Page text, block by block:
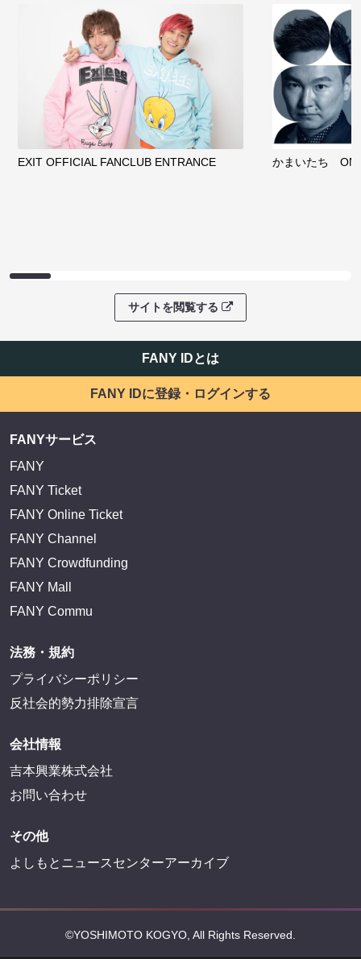
EXIT OFFICIAL FANCLUB ENTRANCE かまいたち
サイトを閲覧する
FANY IDとは
FANY IDに登録・ログインする
FANYサービス
FANY
FANY Ticket
FANY Online Ticket
FANY Channel
FANY Crowdfunding
FANY Mall
FANY Commu
法務・規約
プライバシーポリシー
反社会的勢力排除宣言
会社情報
吉本興業株式会社
お問い合わせ
その他
よしもとニュースセンターアーカイブ
©YOSHIMOTO KOGYO, All Rights Reserved.